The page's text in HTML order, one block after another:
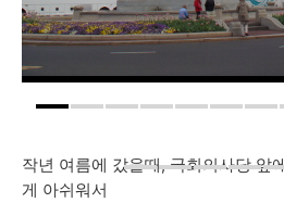
작년 여름에 갔을때, 국회의사당 앞
게 아쉬워서